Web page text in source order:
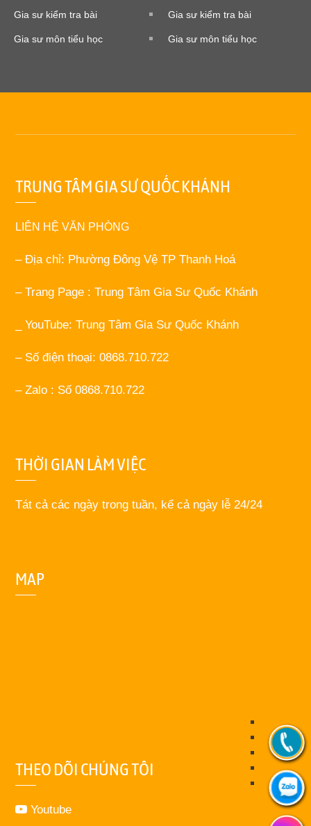
Gia sư kiểm tra bài Gia sư kiểm tra bài
Gia sư môn tiểu học Gia sư môn tiểu học
TRUNG TÂM GIA SƯ QUỐC KHÁNH
LIÊN HỆ VĂN PHÒNG
– Địa chỉ: Phường Đông Vệ TP Thanh Hoá
– Trang Page : Trung Tâm Gia Sư Quốc Khánh
_ YouTube: Trung Tâm Gia Sư Quốc Khánh
– Số điện thoại: 0868.710.722
– Zalo : Số 0868.710.722
THỜI GIAN LÀM VIỆC
Tát cả các ngày trong tuần, kể cả ngày lễ 24/24
MAP
THEO DÕI CHÚNG TÔI
Youtube